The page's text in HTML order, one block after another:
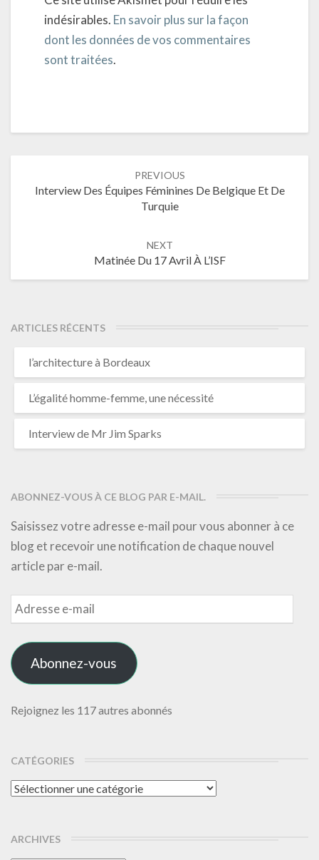
indésirables. En savoir plus sur la façon
dont les données de vos commentaires
sont traitées.
PREVIOUS
Interview Des Équipes Féminines De Belgique Et De
Turquie
NEXT
Matinée Du 17 Avril À L’ISF
ARTICLES RÉCENTS
l’architecture à Bordeaux
L’égalité homme-femme, une nécessité
Interview de Mr Jim Sparks
ABONNEZ-VOUS À CE BLOG PAR E-MAIL.
Saisissez votre adresse e-mail pour vous abonner à ce
blog et recevoir une notification de chaque nouvel
article par e-mail.
Adresse
e-
mail
Abonnez-vous
Rejoignez les 117 autres abonnés
CATÉGORIES
Catégories
ARCHIVES